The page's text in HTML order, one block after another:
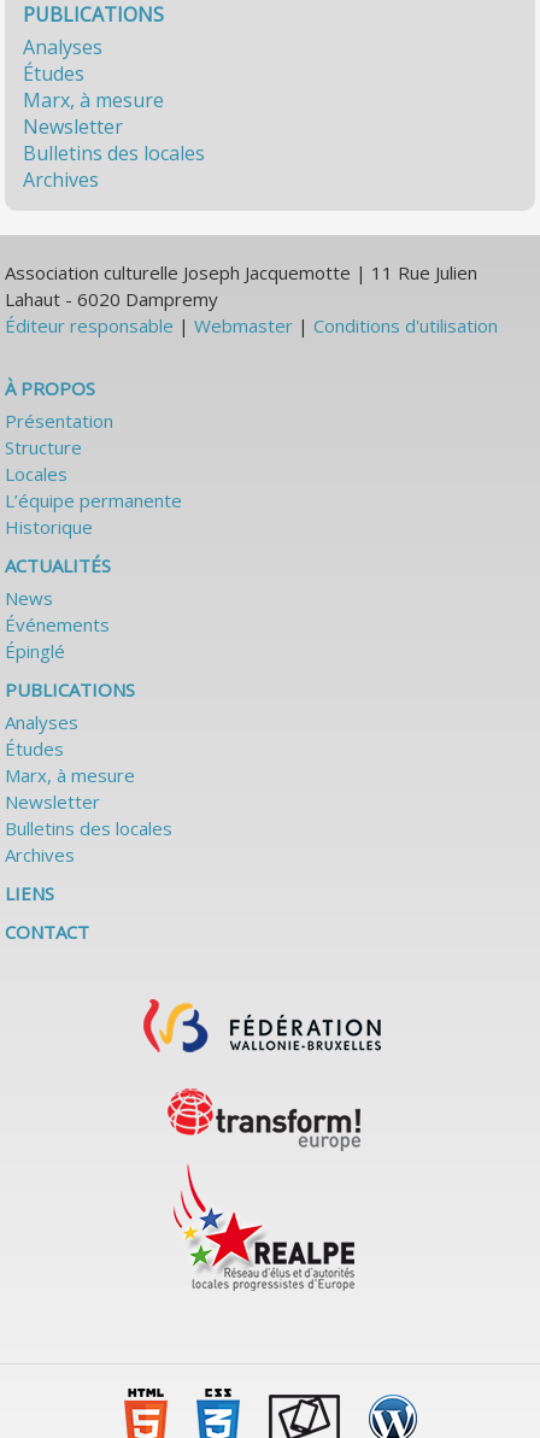
PUBLICATIONS
Analyses
Études
Marx, à mesure
Newsletter
Bulletins des locales
Archives
Association culturelle Joseph Jacquemotte | 11 Rue Julien
Lahaut - 6020 Dampremy
Éditeur responsable |Webmaster |Conditions d'utilisation
À PROPOS
Présentation
Structure
Locales
L’équipe permanente
Historique
ACTUALITÉS
News
Événements
Épinglé
PUBLICATIONS
Analyses
Études
Marx, à mesure
Newsletter
Bulletins des locales
Archives
LIENS
CONTACT